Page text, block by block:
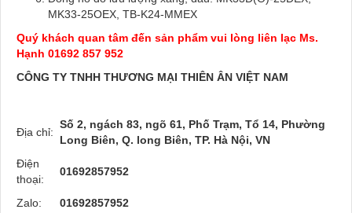
MK33-25OEX, TB-K24-MMEX
Quý khách quan tâm đến sản phẩm vui lòng liên lạc Ms.
Hạnh 01692 857 952
CÔNG TY TNHH THƯƠNG MẠI THIÊN ÂN VIỆT NAM
Địa chỉ:
Số 2, ngách 83, ngõ 61, Phố Trạm, Tổ 14, Phường
Long Biên, Q. long Biên, TP. Hà Nội, VN
Điện
thoại:
01692857952
Zalo: 01692857952